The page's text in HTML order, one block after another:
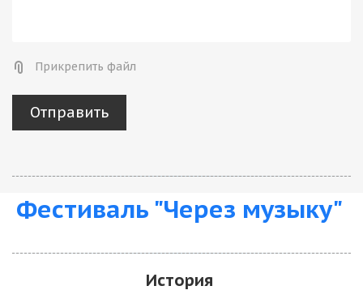
Прикрепить файл
Отправить
Фестиваль "Через музыку"
История